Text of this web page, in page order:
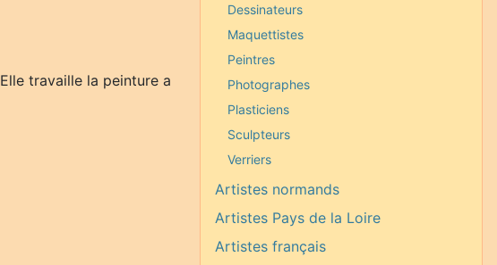
travaille la peinture a
Dessinateurs
Maquettistes
Peintres
Photographes
Plasticiens
Sculpteurs
Verriers
Artistes normands
Artistes Pays de la Loire
Artistes français